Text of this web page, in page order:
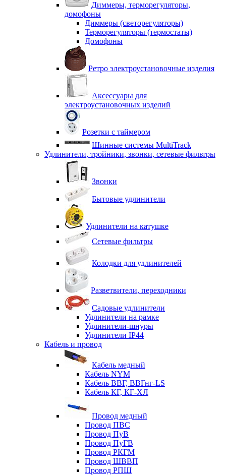
Диммеры, терморегуляторы,
домофоны
Диммеры (светорегуляторы)
Терморегуляторы (термостаты)
Домофоны
Ретро электроустановочные изделия
Аксессуары для
электроустановочных изделий
Розетки с таймером
Шинные системы MultiTrack
Удлинители, тройники, звонки, сетевые фильтры
Звонки
Бытовые удлинители
Удлинители на катушке
Сетевые фильтры
Колодки для удлинителей
Разветвители, переходники
Садовые удлинители
Удлинители на рамке
Удлинители-шнуры
Удлинители IP44
Кабель и провод
Кабель медный
Кабель NYM
Кабель ВВГ, ВВГнг-LS
Кабель КГ, КГ-ХЛ
Провод медный
Провод ПВС
Провод ПуВ
Провод ПуГВ
Провод РКГМ
Провод ШВВП
Провод РПШ